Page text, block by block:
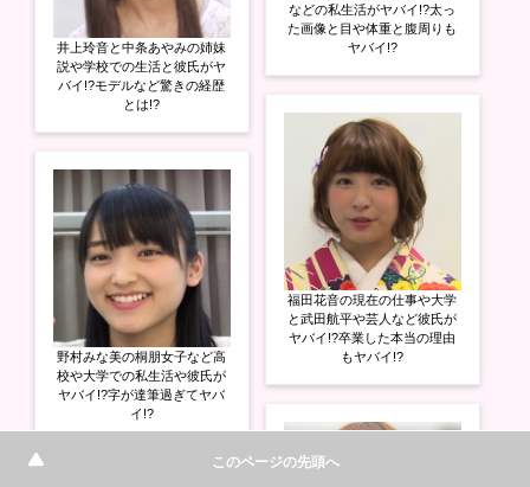
井上玲音と中条あやみの姉妹
説や学校での生活と彼氏がヤ
バイ!?モデルなど驚きの経歴
とは!?
野村みな美の桐朋女子など高
校や大学での私生活や彼氏が
ヤバイ!?字が達筆過ぎてヤバ
イ!?
などの私生活がヤバイ!?太っ
た画像と目や体重と腹周りも
ヤバイ!?
福田花音の現在の仕事や大学
と武田航平や芸人など彼氏が
ヤバイ!?卒業した本当の理由
もヤバイ!?
このページの先頭へ